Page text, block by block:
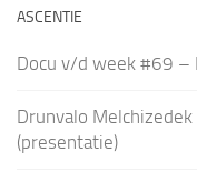
ASCENTIE
Docu v/d week #69 –
Drunvalo
(presentatie)